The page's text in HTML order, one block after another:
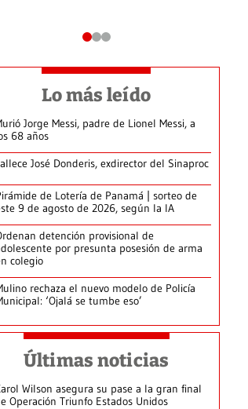
Lo más leído
Jorge Messi, padre de Lionel Messi, a
68 años
José Donderis, exdirector del Sinaproc
de Lotería de Panamá | sorteo de
9 de agosto de 2026, según la IA
detención provisional de
por presunta posesión de arma
colegio
rechaza el nuevo modelo de Policía
‘Ojalá se tumbe eso’
Últimas noticias
Wilson asegura su pase a la gran final
Operación Triunfo Estados Unidos